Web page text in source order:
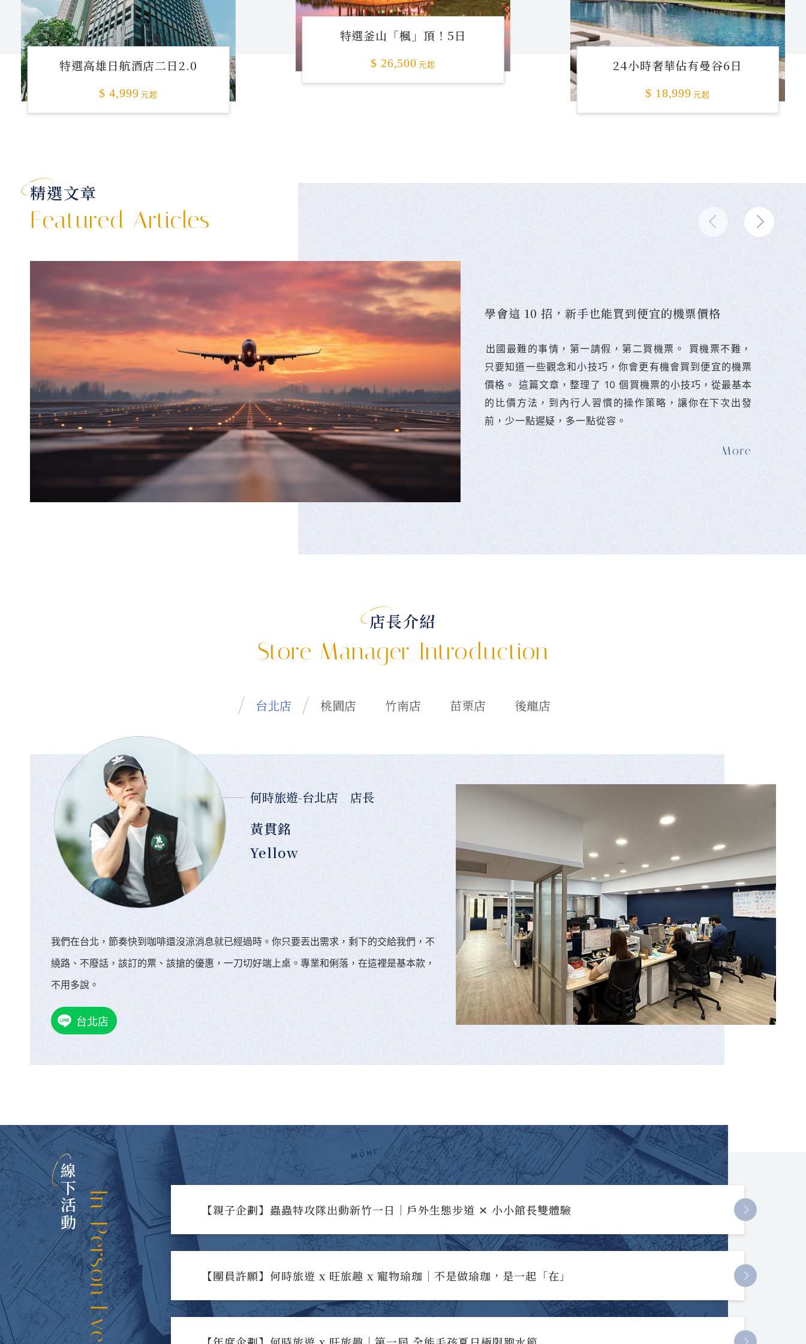
特選高雄日航酒店二日2.0
$ 4,999 元起
特選釜山「楓」頂！5日
$ 26,500 元起 24小時奢華佔有曼谷6日
$ 18,999 元起
精選文章
Featured Articles
學會這 10 招，新手也能買到便宜的機票價格
󠀠出國最難的事情，第一請假，第二買機票。 󠀠買機票不難，
只要知道一些觀念和小技巧，你會更有機會買到便宜的機票
價格。 這篇文章，整理了 10 個買機票的小技巧，從最基本
的比價方法，到內行人習慣的操作策略，讓你在下次出發
前，少一點遲疑，多一點從容。
店長介紹
Store Manager Introduction
台北店 桃園店 竹南店 苗栗店 後龍店
何時旅遊-台北店 店長
黃貫銘
Yellow
我們在台北，節奏快到咖啡還沒涼消息就已經過時。你只要丟出需求，剩下的交給我們，不
繞路、不廢話，該訂的票、該搶的優惠，一刀切好端上桌。專業和俐落，在這裡是基本款，
不用多說。
台北店
線下活動In-Person Events 【親子企劃】蟲蟲特攻隊出動新竹一日｜戶外生態步道 ✕ 小小館長雙體驗
【團員許願】何時旅遊 x 旺旅趣 x 寵物瑜珈｜不是做瑜珈，是一起「在」